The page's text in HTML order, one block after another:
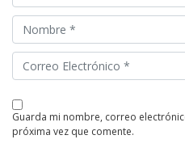
guarda mi nombre, correo electrónico y web en este navegador para la
próxima vez que comente.